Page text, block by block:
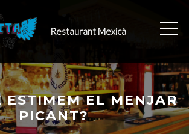
Restaurant Mexicà
ESTIMEM EL MENJAR
PICANT?